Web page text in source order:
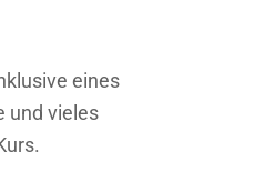
eines
und vieles